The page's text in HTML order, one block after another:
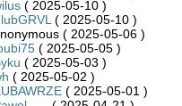
( 2025-05-10 )
( 2025-05-10 )
( 2025-05-06 )
( 2025-05-05 )
( 2025-05-03 )
( 2025-05-02 )
( 2025-05-01 )